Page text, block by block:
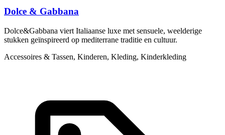
Dolce & Gabbana
Dolce&Gabbana viert Italiaanse luxe met sensuele, weelderige
stukken geïnspireerd op mediterrane traditie en cultuur.
Accessoires & Tassen, Kinderen, Kleding, Kinderkleding